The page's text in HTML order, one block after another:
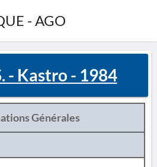
- AGO
- Kastro - 1984
Générales